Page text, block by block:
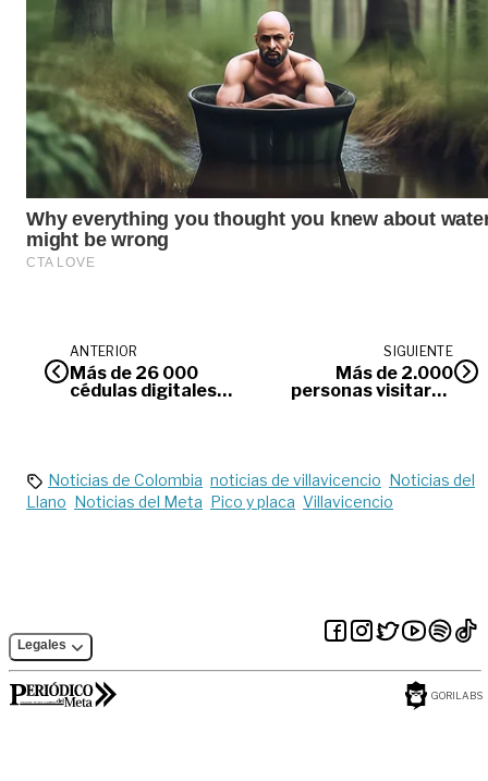
ANTERIOR
Más de 26 000
cédulas digitales
SIGUIENTE
Más de 2.000
personas visitaron
Noticias de Colombia noticias de villavicencio Noticias del
Llano Noticias del Meta Pico y placa Villavicencio
Legales
GORILABS